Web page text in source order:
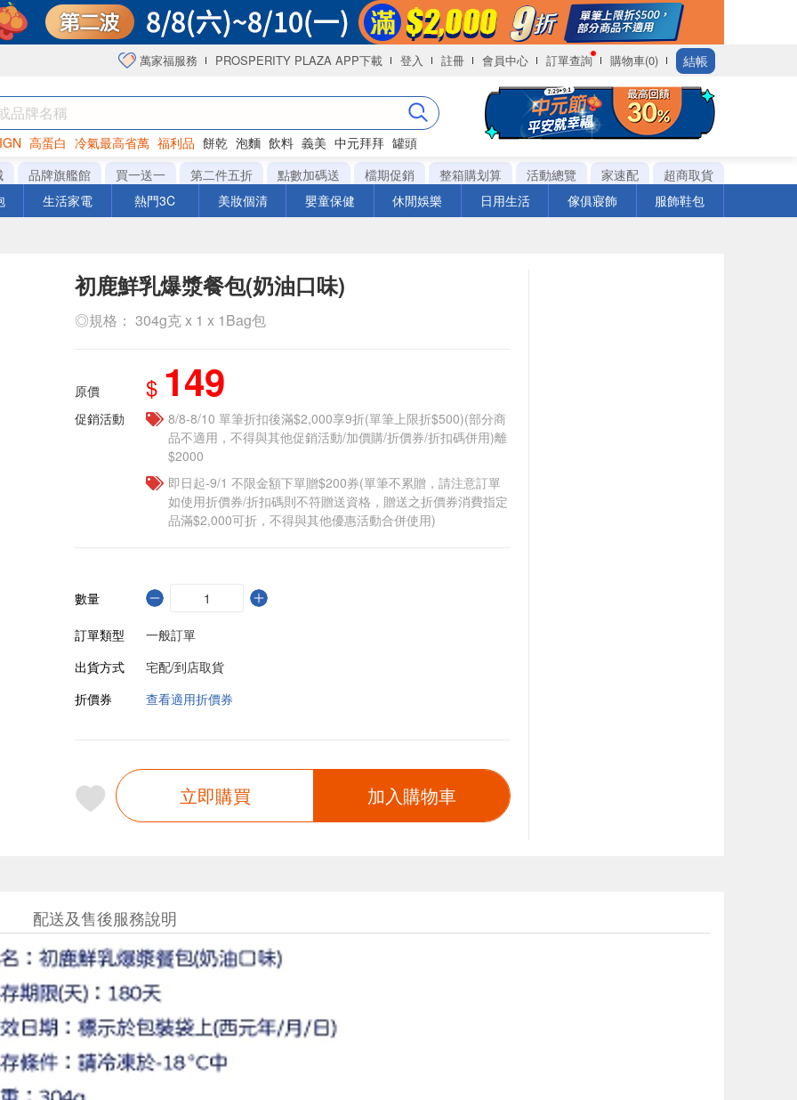
萬家福服務 PROSPERITY PLAZA APP下載 登入 註冊 會員中心 訂單查詢 購物車(0) 結帳
高蛋白 冷氣最高省萬 福利品 餅乾 泡麵 飲料 義美 中元拜拜 罐頭
咖啡
品牌旗艦館 買一送一 第二件五折 點數加碼送 檔期促銷 整箱購划算 活動總覽 家速配
超商取貨
生活家電 熱門3C 美妝個清 嬰童保健 休閒娛樂 日用生活 傢俱寢飾 服飾鞋包
初鹿鮮乳爆漿餐包(奶油口味)
◎規格： 304g克 x 1 x 1Bag包
原價 $ 149
促銷活動
8/8-8/10 單筆折扣後滿$2,000享9折(單筆上限折$500)(部分商
品不適用，不得與其他促銷活動/加價購/折價券/折扣碼併用)離
$2000
即日起-9/1 不限金額下單贈$200券(單筆不累贈，請注意訂單
如使用折價券/折扣碼則不符贈送資格，贈送之折價券消費指定
品滿$2,000可折，不得與其他優惠活動合併使用)
數量
訂單類型
一般訂單
出貨方式
宅配/到店取貨
折價券
查看適用折價券
立即購買 加入購物車
配送及售後服務說明